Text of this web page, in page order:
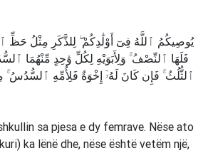
يُوصِيكُمُ ٱللَّهُ فِىٓ أَوْلَٰدِكُمْ ۖ لِلذَّكَرِ مِثْلُ حَظِّ
فَلَهَا ٱلنِّصْفُ ۚ وَلِأَبَوَيْهِ لِكُلِّ وَٰحِدٍ مِّنْهُمَا
ٱلثُّلُثُ ۚ فَإِن كَانَ لَهُۥٓ إِخْوَةٌ فَلِأُمِّهِ ٱلسُّدُسُ
sa pjesa e dy femrave. Nëse ato
ka lënë dhe, nëse është vetëm një,